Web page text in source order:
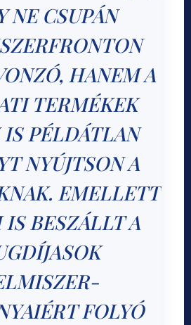
NE CSUPÁN
HANEM A
TERMÉKEK
PÉLDÁTLAN
NYÚJTSON A
EMELLETT
BESZÁLLT A
FOLYÓ